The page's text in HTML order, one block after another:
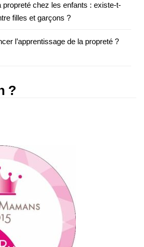
propreté chez les enfants : existe-t-
filles et garçons ?
l’apprentissage de la propreté ?
?